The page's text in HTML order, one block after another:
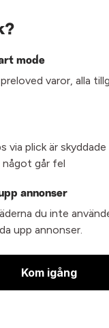
mode
varor, alla
via plick är
något går fel
annonser
du inte
upp annonser.
Kom igång